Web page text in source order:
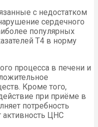
с недостатком
сердечного
популярных
Т4 в норму
процесса в печени и
Кроме того,
при приёме в
потребность
ЦНС